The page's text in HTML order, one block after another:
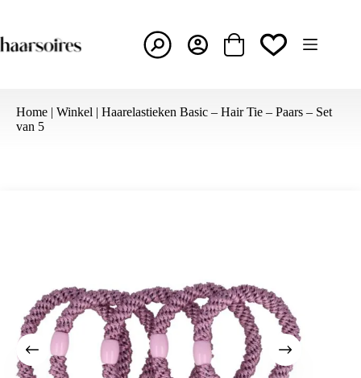
de
inhoud
Winkelwagen
Home | Winkel | Haarelastieken Basic – Hair Tie – Paars – Set
van 5